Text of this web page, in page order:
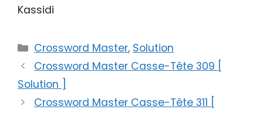
Kassidi
Catégories
Crossword Master, Solution
Crossword Master Casse-Tête 309 [
Solution ]
Crossword Master Casse-Tête 311 [